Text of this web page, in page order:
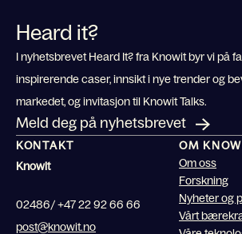
Heard it?
I nyhetsbrevet Heard It? fra Knowit byr vi på
inspirerende caser, innsikt i nye trender og
markedet, og invitasjon til Knowit Talks.
Meld deg på nyhetsbrevet
KONTAKT
Knowit
02486/ +47 22 92 66 66
post@knowit.no
OM
Om oss
Forskning
Nyheter og
Vårt